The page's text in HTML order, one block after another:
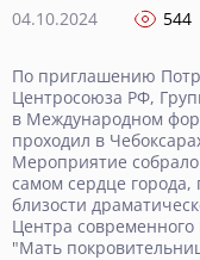
04.10.2024 544
По приглашению
Центросоюза РФ,
в Международном
проходил в
Мероприятие
самом сердце города,
близости
Центра современного
"Мать